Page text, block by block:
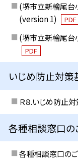
(堺市立新檜尾台
(version 1)
PDF
(堺市立新檜尾台
PDF
いじめ防止対
Ｒ８.いじめ防止
各種相談窓口の
各種相談窓口の